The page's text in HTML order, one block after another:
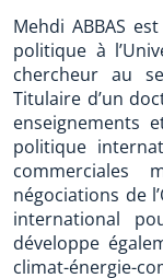
Mehdi ABBAS
politique à
chercheur au
Titulaire d’un
enseignements
politique
commerciales
négociations de
international
développe
climat-énergie-